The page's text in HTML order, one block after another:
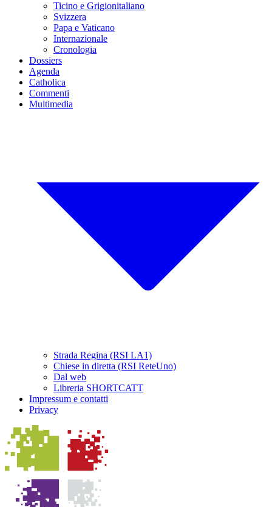
Ticino e Grigionitaliano
Svizzera
Papa e Vaticano
Internazionale
Cronologia
Dossiers
Agenda
Catholica
Commenti
Multimedia
Strada Regina (RSI LA1)
Chiese in diretta (RSI ReteUno)
Dal web
Libreria SHORTCATT
Impressum e contatti
Privacy